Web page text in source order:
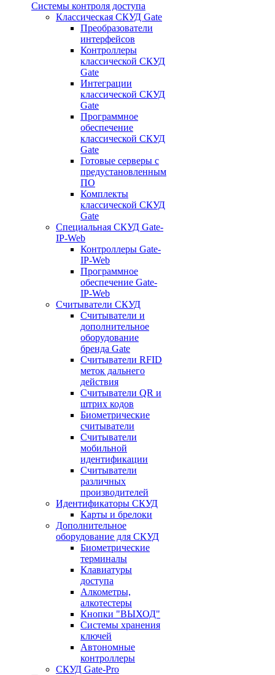
Системы контроля доступа
Классическая СКУД Gate
Преобразователи
интерфейсов
Контроллеры
классической СКУД
Gate
Интеграции
классической СКУД
Gate
Программное
обеспечение
классической СКУД
Gate
Готовые серверы с
предустановленным
ПО
Комплекты
классической СКУД
Gate
Специальная СКУД Gate-
IP-Web
Контроллеры Gate-
IP-Web
Программное
обеспечение Gate-
IP-Web
Считыватели СКУД
Считыватели и
дополнительное
оборудование
бренда Gate
Считыватели RFID
меток дальнего
действия
Считыватели QR и
штрих кодов
Биометрические
считыватели
Считыватели
мобильной
идентификации
Считыватели
различных
производителей
Идентификаторы СКУД
Карты и брелоки
Дополнительное
оборудование для СКУД
Биометрические
терминалы
Клавиатуры
доступа
Алкометры,
алкотестеры
Кнопки "ВЫХОД"
Системы хранения
ключей
Автономные
контроллеры
СКУД Gate-Pro